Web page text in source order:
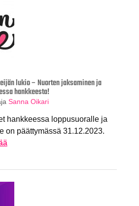
lukio – Nuorten jaksaminen ja
hankkeesta!
Sanna Oikari
hankkeessa loppusuoralle ja
on päättymässä 31.12.2023.